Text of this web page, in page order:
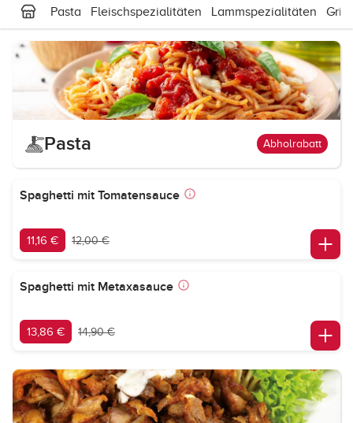
Pasta Fleischspezialitäten Lammspezialitäten
Pasta Abholrabatt
Spaghetti mit Tomatensauce
11,16 € 12,00 €
Spaghetti mit Metaxasauce
13,86 € 14,90 €